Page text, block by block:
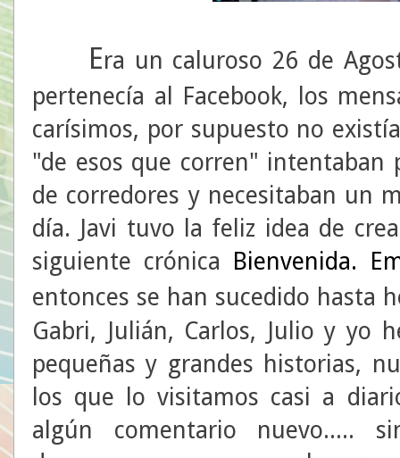
Era un caluroso 26 de
pertenecía al Facebook, los
carísimos, por supuesto no
"de esos que corren" intentaban
de corredores y necesitaban un
día. Javi tuvo la feliz idea de
siguiente crónica Bienvenida.
entonces se han sucedido hasta
Gabri, Julián, Carlos, Julio y yo
pequeñas y grandes historias,
los que lo visitamos casi a
algún comentario nuevo.....